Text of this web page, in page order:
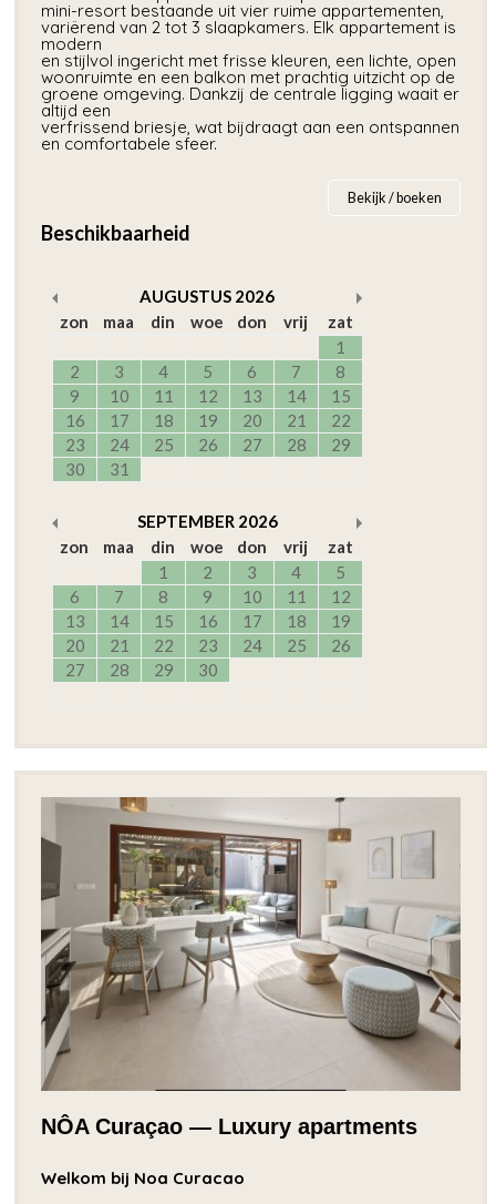
mini-resort bestaande uit vier ruime appartementen,
variërend van 2 tot 3 slaapkamers. Elk appartement is
modern
en stijlvol ingericht met frisse kleuren, een lichte, open
woonruimte en een balkon met prachtig uitzicht op de
groene omgeving. Dankzij de centrale ligging waait er
altijd een
verfrissend briesje, wat bijdraagt aan een ontspannen
en comfortabele sfeer.
Bekijk / boeken
Beschikbaarheid
AUGUSTUS 2026
zon
maa din woe don vrij
zat
1
2
3 4 5 6 7
8
9
10 11 12 13 14
15
16
17 18 19 20 21
22
23
24 25 26 27 28
29
30
31
SEPTEMBER 2026
zon
maa din woe don vrij
zat
1
2 3 4
5
6
7 8 9 10 11
12
13
14 15 16 17 18
19
20
21 22 23 24 25
26
27
28 29 30
NÔA Curaçao — Luxury apartments
Welkom bij Noa Curacao